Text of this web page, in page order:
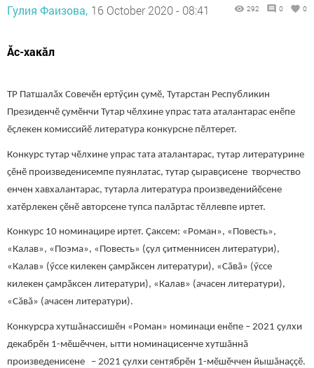
Гулия Фаизова, 16 October 2020 - 08:41 292 0 0
Ăс-хакăл
ТР Патшалӑх Совечӗн ертӳçин çумӗ, Тутарстан Республикин
Президенчӗ ҫумӗнчи Тутар чӗлхине упрас тата аталантарас енӗпе
ӗçлекен комиссийӗ литература конкурсне пӗлтерет.
Конкурс тутар чӗлхине упрас тата аталантарас, тутар литературине
ҫӗнӗ произведенисемпе пуянлатас, тутар ҫыравҫисене творчество
енчен хавхалантарас, тутарла литература произведенийӗсене
хатӗрлекен ҫӗнӗ авторсене тупса палӑртас тӗллевпе иртет.
Конкурс 10 номинацире иртет. Çаксем: «Роман», «Повесть»,
«Калав», «Поэма», «Повесть» (çул çитменнисен литератури),
«Калав» (ӳссе килекен ҫамрӑксен литератури), «Сăвă» (ӳссе
килекен ҫамрӑксен литератури), «Калав» (ачасен литератури),
«Сăвă» (ачасен литератури).
Конкурсра хутшăнассишӗн «Роман» номинаци енӗпе – 2021 ҫулхи
декабрӗн 1-мӗшӗччен, ытти номинацисенче хутшăннă
произведенисене – 2021 çулхи сентябрӗн 1-мӗшӗччен йышăнаççӗ.